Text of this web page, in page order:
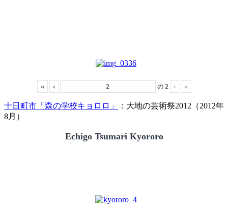
« ‹ の2 › »
十日町市「森の学校キョロロ」
：大地の芸術祭2012（2012年
8月）
Echigo Tsumari Kyororo